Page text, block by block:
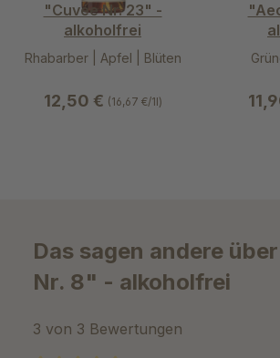
"Cuvée Nr. 23" -
alkoholfrei
Rhabarber | Apfel | Blüten
12,50 € (16,67 €/1l)
Das sagen andere
Nr. 8" - alkoholfrei
3 von 3 Bewertungen